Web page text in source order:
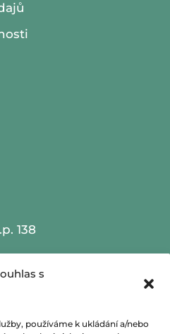
s
používáme k ukládání a/nebo
138